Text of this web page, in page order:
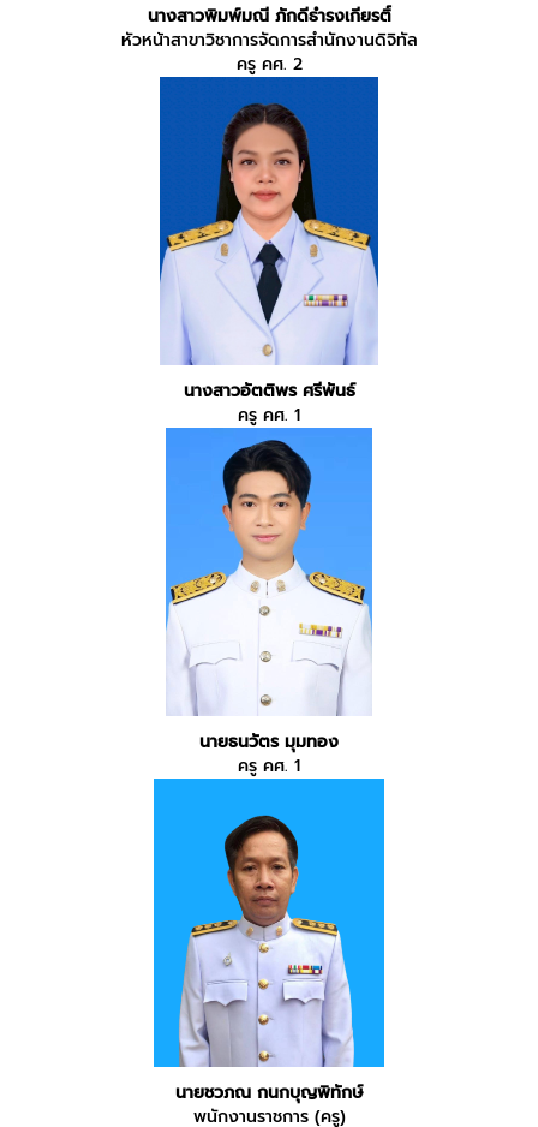
นางสาวพิมพ์มณี ภักดีธำรงเกียรติ์
หัวหน้าสาขาวิชาการจัดการสำนักงานดิจิทัล
ครู คศ. 2
นางสาวอัตติพร​ ศรีพันธ์
ครู คศ. 1
นายธนวัตร มุมทอง
ครู คศ. 1
นายชวภณ กนกบุญพิทักษ์
พนักงานราชการ (ครู)